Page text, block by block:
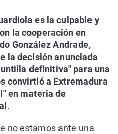
es la culpable y
la cooperación en
González Andrade,
la decisión anunciada
definitiva" para una
convirtió a Extremadura
en materia de
no estamos ante una